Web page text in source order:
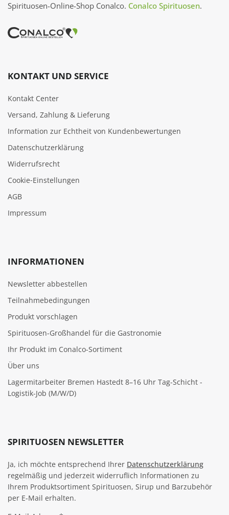
Spirituosen-Online-Shop Conalco. Conalco Spirituosen.
KONTAKT UND SERVICE
Kontakt Center
Versand, Zahlung & Lieferung
Information zur Echtheit von Kundenbewertungen
Datenschutzerklärung
Widerrufsrecht
Cookie‑Einstellungen
AGB
Impressum
INFORMATIONEN
Newsletter abbestellen
Teilnahmebedingungen
Produkt vorschlagen
Spirituosen-Großhandel für die Gastronomie
Ihr Produkt im Conalco-Sortiment
Über uns
Lagermitarbeiter Bremen Hastedt 8–16 Uhr Tag-Schicht -
Logistik-Job (M/W/D)
SPIRITUOSEN NEWSLETTER
Ja, ich möchte entsprechend Ihrer Datenschutzerklärung
regelmäßig und jederzeit widerruflich Informationen zu
Ihrem Produktsortiment Spirituosen, Sirup und Barzubehör
per E-Mail erhalten.